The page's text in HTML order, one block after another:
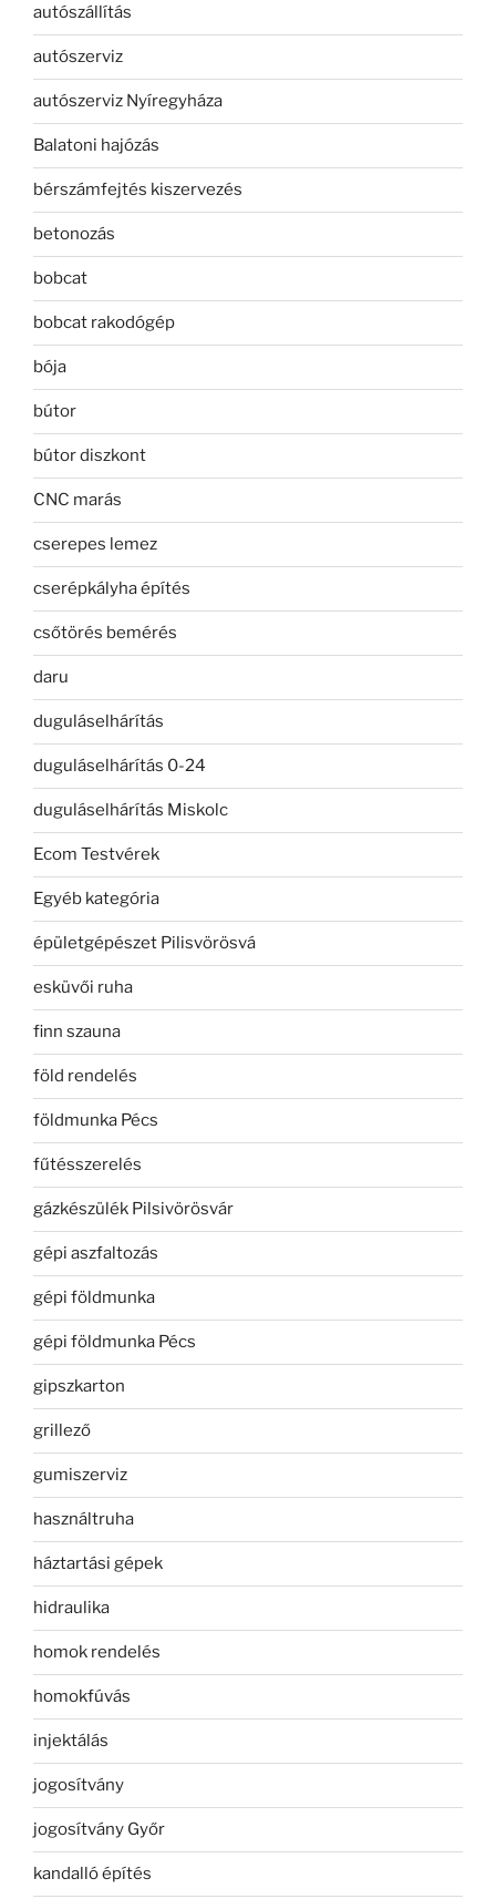
autószállítás
autószerviz
autószerviz Nyíregyháza
Balatoni hajózás
bérszámfejtés kiszervezés
betonozás
bobcat
bobcat rakodógép
bója
bútor
bútor diszkont
CNC marás
cserepes lemez
cserépkályha építés
csőtörés bemérés
daru
duguláselhárítás
duguláselhárítás 0-24
duguláselhárítás Miskolc
Ecom Testvérek
Egyéb kategória
épületgépészet Pilisvörösvá
esküvői ruha
finn szauna
föld rendelés
földmunka Pécs
fűtésszerelés
gázkészülék Pilsivörösvár
gépi aszfaltozás
gépi földmunka
gépi földmunka Pécs
gipszkarton
grillező
gumiszerviz
használtruha
háztartási gépek
hidraulika
homok rendelés
homokfúvás
injektálás
jogosítvány
jogosítvány Győr
kandalló építés